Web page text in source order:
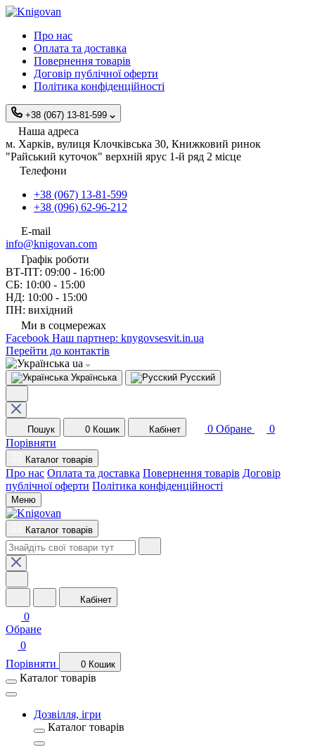
Про нас
Оплата та доставка
Повернення товарів
Договір публічної оферти
Політика конфіденційності
+38 (067) 13-81-599
Наша адреса
м. Харків, вулиця Клочківська 30, Книжковий ринок
"Райський куточок" верхній ярус 1-й ряд 2 місце
Телефони
+38 (067) 13-81-599
+38 (096) 62-96-212
E-mail
info@knigovan.com
Графік роботи
ВТ-ПТ: 09:00 - 16:00
СБ: 10:00 - 15:00
НД: 10:00 - 15:00
ПН: вихідний
Ми в соцмережах
Facebook Наш партнер: knygovsesvit.in.ua
Перейти до контактів
ua
Українська Русский
Пошук 0 Кошик Кабінет 0 Обране
0
Порівняти
Каталог товарів
Про нас Оплата та доставка Повернення товарів Договір
публічної оферти Політика конфіденційності
Меню
Каталог товарів
Кабінет
0
Обране
0
Порівняти
0 Кошик
Каталог товарів
Дозвілля, ігри
Каталог товарів